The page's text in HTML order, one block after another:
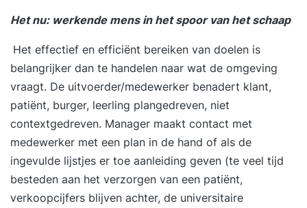
Het nu: werkende mens in het spoor van het schaap
Het effectief en efficiënt bereiken van doelen is
belangrijker dan te handelen naar wat de omgeving
vraagt. De uitvoerder/medewerker benadert klant,
patiënt, burger, leerling plangedreven, niet
contextgedreven. Manager maakt contact met
medewerker met een plan in de hand of als de
ingevulde lijstjes er toe aanleiding geven (te veel tijd
besteden aan het verzorgen van een patiënt,
verkoopcijfers blijven achter, de universitaire